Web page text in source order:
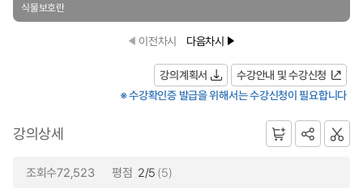
식물보호란
이전차시 다음차시
강의계획서
수강안내 및 수강신청
※ 수강확인증 발급을 위해서는 수강신청이 필요합니다
강의상세
조회수72,523 평점 2/5 (5)